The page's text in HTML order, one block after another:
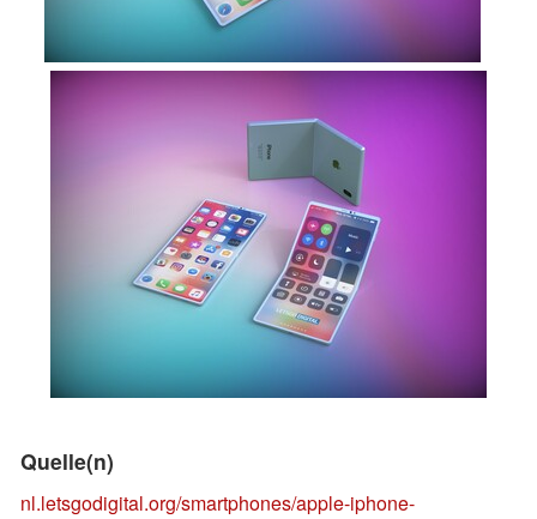
Quelle(n)
nl.letsgodigital.org/smartphones/apple-iphone-